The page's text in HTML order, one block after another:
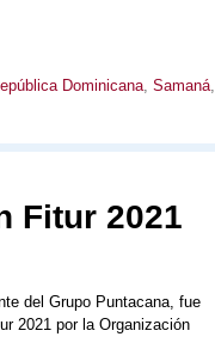
Dominicana, Samaná,
Fitur 2021
del Grupo Puntacana, fue
2021 por la Organización